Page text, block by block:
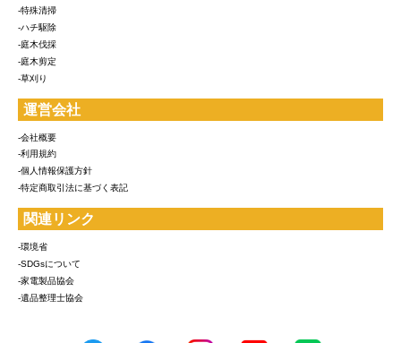
-特殊清掃
-ハチ駆除
-庭木伐採
-庭木剪定
-草刈り
運営会社
-会社概要
-利用規約
-個人情報保護方針
-特定商取引法に基づく表記
関連リンク
-環境省
-SDGsについて
-家電製品協会
-遺品整理士協会